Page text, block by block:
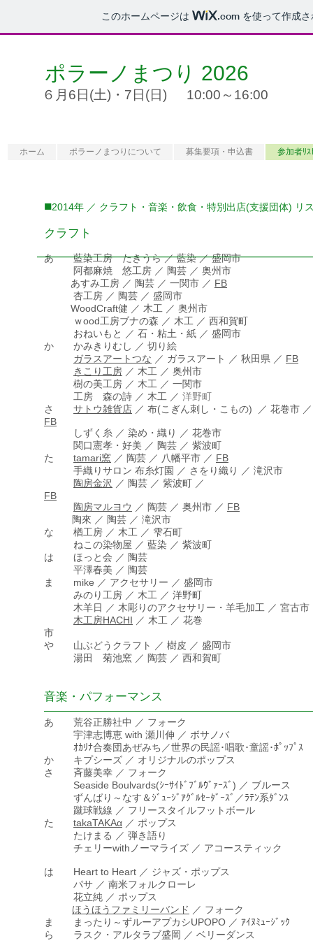
このホームページは .com を使って作成
ポラーノまつり 2026
６月6日(土)・7日(日) 10:00～16:00
ホーム
ポラーノまつりについて 募集要項・申込書 参加者ﾘｽ
■2014年 ／ クラフト・音楽・飲食・特別出店(支援団体) リ
クラフト
あ 藍染工房 たきうら ／ 藍染 ／ 盛岡市
阿都麻焼 悠工房 ／ 陶芸 ／ 奥州市
あすみ工房 ／ 陶芸 ／ 一関市 ／ FB
杏工房 ／ 陶芸 ／ 盛岡市
WoodCraft健 ／ 木工 ／ 奥州市
ｗood工房ブナの森 ／ 木工 ／ 西和賀町
おねいもと ／ 石・粘土・紙 ／ 盛岡市
か かみきりむし ／ 切り絵
ガラスアートつな ／ ガラスアート ／ 秋田県 ／ FB
きこり工房 ／ 木工 ／ 奥州市
樹の美工房 ／ 木工 ／ 一関市
工房 森の詩 ／ 木工 ／ 洋野町
さ サトウ雑貨店 ／ 布(こぎん刺し・こもの) ／ 花巻市 ／
FB
しずく糸 ／ 染め・織り ／ 花巻市
関口憲孝・好美 ／ 陶芸 ／ 紫波町
た tamari窯 ／ 陶芸 ／ 八幡平市 ／ FB
手織りサロン 布糸灯園 ／ さをり織り ／ 滝沢市
陶房金沢 ／ 陶芸 ／ 紫波町 ／
FB
陶房マルヨウ ／ 陶芸 ／ 奥州市 ／ FB
陶來 ／ 陶芸 ／ 滝沢市
な 楢工房 ／ 木工 ／ 雫石町
ねこの染物屋 ／ 藍染 ／ 紫波町
は ほっと会 ／ 陶芸
平澤春美 ／ 陶芸
ま mike ／ アクセサリー ／ 盛岡市
みのり工房 ／ 木工 ／ 洋野町
木羊日 ／ 木彫りのアクセサリー・羊毛加工 ／ 宮古市
木工房HACHI ／ 木工 ／ 花巻
市
や 山ぶどうクラフト ／ 樹皮 ／ 盛岡市
湯田 菊池窯 ／ 陶芸 ／ 西和賀町
音楽・パフォーマンス
あ 荒谷正勝社中 ／ フォーク
宇津志博恵 with 瀬川伸 ／ ボサノバ
ｵｶﾘﾅ合奏団あぜみち／世界の民謡･唱歌･童謡･ﾎﾟｯﾌﾟｽ
か キプシーズ ／ オリジナルのポップス
さ 斉藤美幸 ／ フォーク
Seaside Boulvards(ｼｰｻｲﾄﾞﾌﾞﾙｳﾞｧｰｽﾞ) ／ ブルース
ずんばり～なす＆ｼﾞｭｰｼﾞｱｸﾞﾙｾｰﾀﾞｰｽﾞ／ﾗﾃﾝ系ﾀﾞﾝｽ
蹴球戦線 ／ フリースタイルフットボール
た takaTAKAα ／ ポップス
たけまる ／ 弾き語り
チェリーwithノーマライズ ／ アコースティック
は Heart to Heart ／ ジャズ・ポップス
パサ ／ 南米フォルクローレ
花立純 ／ ポップス
ほうほうファミリーバンド ／ フォーク
ま まったり～ずルーアプカシUPOPO ／ ｱｲﾇﾐｭｰｼﾞｯｸ
ら ラスク・アルタラブ盛岡 ／ ベリーダンス